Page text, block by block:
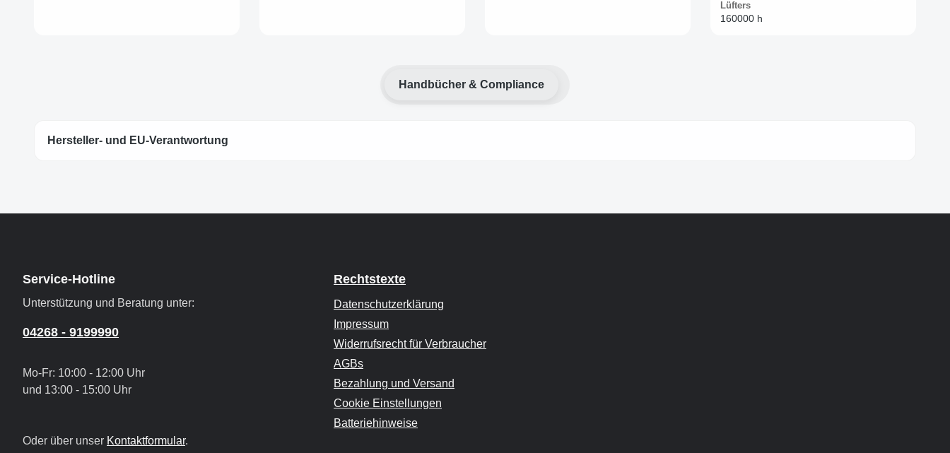
Lüfters
160000 h
Handbücher & Compliance
Hersteller- und EU-Verantwortung
Service-Hotline
Unterstützung und Beratung unter:
04268 - 9199990
Mo-Fr: 10:00 - 12:00 Uhr
und 13:00 - 15:00 Uhr
Oder über unser Kontaktformular.
Rechtstexte
Datenschutzerklärung
Impressum
Widerrufsrecht für Verbraucher
AGBs
Bezahlung und Versand
Cookie Einstellungen
Batteriehinweise